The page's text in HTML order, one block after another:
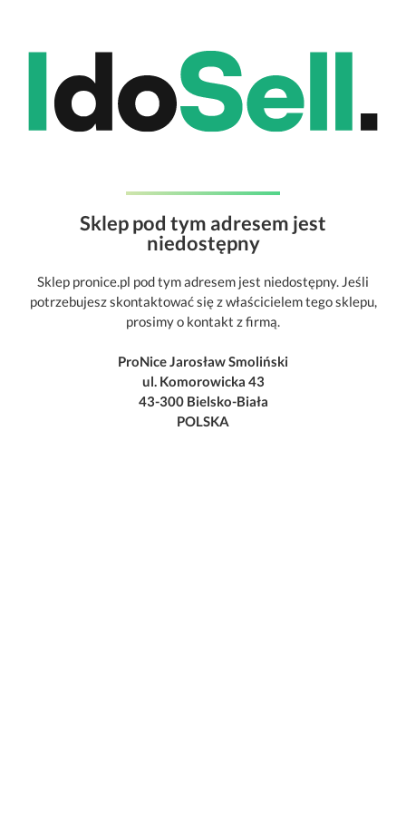
Sklep pod tym adresem jest
niedostępny
Sklep pronice.pl pod tym adresem jest niedostępny. Jeśli
potrzebujesz skontaktować się z właścicielem tego sklepu,
prosimy o kontakt z firmą.
ProNice Jarosław Smoliński
ul. Komorowicka 43
43-300 Bielsko-Biała
POLSKA